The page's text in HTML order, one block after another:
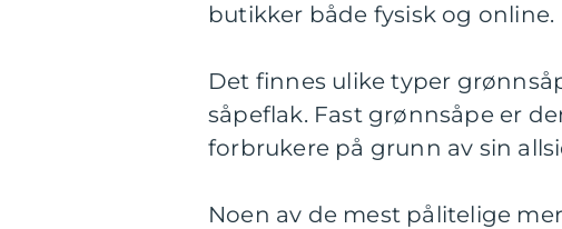
butikker både fysisk og online.
Det finnes ulike typer
såpeflak. Fast grønnsåpe er
forbrukere på grunn av sin
Noen av de mest pålitelige